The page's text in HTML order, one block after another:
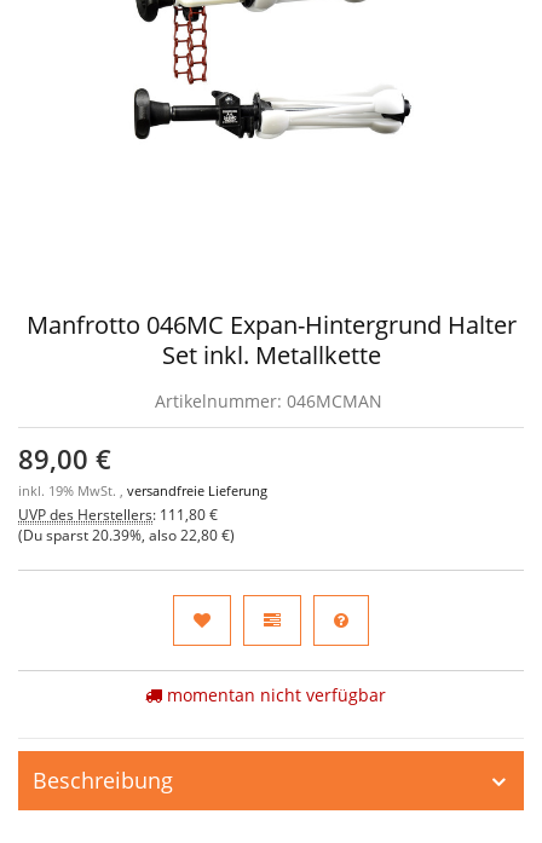
Manfrotto 046MC Expan-Hintergrund Halter
Set inkl. Metallkette
Artikelnummer: 046MCMAN
89,00 €
inkl. 19% MwSt. , versandfreie Lieferung
UVP des Herstellers: 111,80 €
(Du sparst 20.39% , also 22,80 €)
momentan nicht verfügbar
Beschreibung